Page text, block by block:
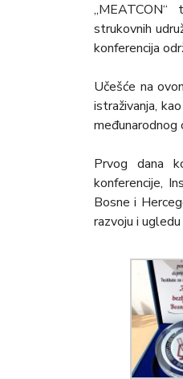
„MEATCON“
strukovnih
konferencija
Učešće na
istraživanja,
međunarodnog
Prvog dana
konferencije,
Bosne i
razvoju i